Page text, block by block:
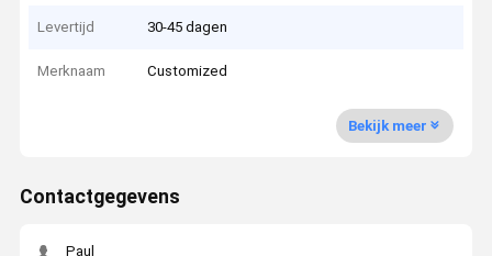
Levertijd 30-45 dagen
Merknaam Customized
Bekijk meer
Contactgegevens
Paul